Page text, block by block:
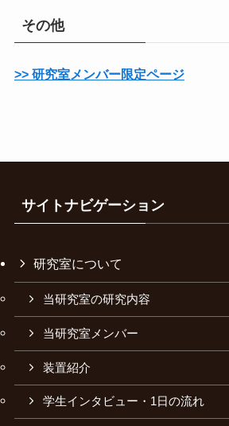
その他
>> 研究室メンバー限定ページ
サイトナビゲーション
研究室について
当研究室の研究内容
当研究室メンバー
装置紹介
学生インタビュー・1日の流れ